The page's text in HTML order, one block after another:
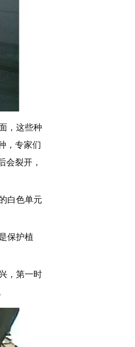
，这些种
，专家们
会裂开，
白色单元
保护植
，第一时